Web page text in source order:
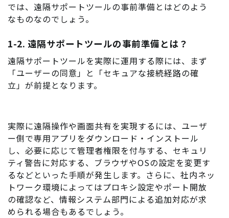
では、遠隔サポートツールの事前準備とはどのよう
なものなのでしょう。
1-2. 遠隔サポートツールの事前準備とは？
遠隔サポートツールを実際に運用する際には、まず
「ユーザーの同意」と「セキュアな接続経路の確
立」が前提となります。
実際に遠隔操作や画面共有を実現するには、ユーザ
ー側で専用アプリをダウンロード・インストール
し、必要に応じて管理者権限を付与する、セキュリ
ティ警告に対応する、ブラウザやOSの設定を変更す
るなどといった手順が発生します。さらに、社内ネッ
トワーク環境によってはプロキシ設定やポート開放
の確認など、情報システム部門による追加対応が求
められる場合もあるでしょう。